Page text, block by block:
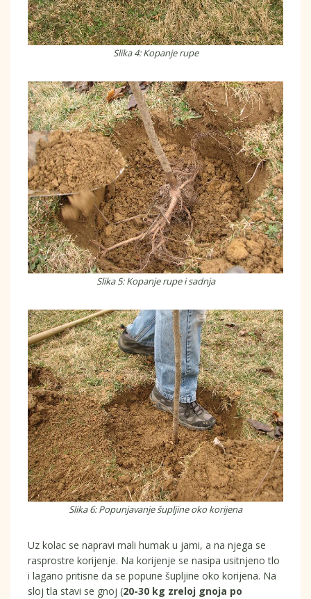
Slika 4: Kopanje rupe
Slika 5: Kopanje rupe i sadnja
Slika 6: Popunjavanje šupljine oko korijena
Uz kolac se napravi mali humak u jami, a na njega se
rasprostre korijenje. Na korijenje se nasipa usitnjeno tlo
i lagano pritisne da se popune šupljine oko korijena. Na
sloj tla stavi se gnoj (20-30 kg zreloj gnoja po